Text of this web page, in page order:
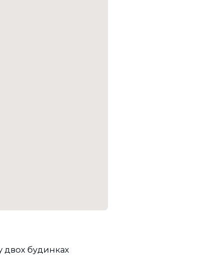
двох будинках